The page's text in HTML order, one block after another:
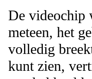
De videochip
meteen, het
volledig
kunt zien,